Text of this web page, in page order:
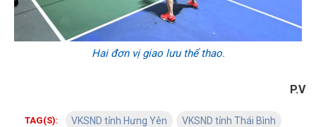
Hai đơn vị giao lưu thể thao.
P.V
TAG(S): VKSND tỉnh Hưng Yên VKSND tỉnh Thái Bình